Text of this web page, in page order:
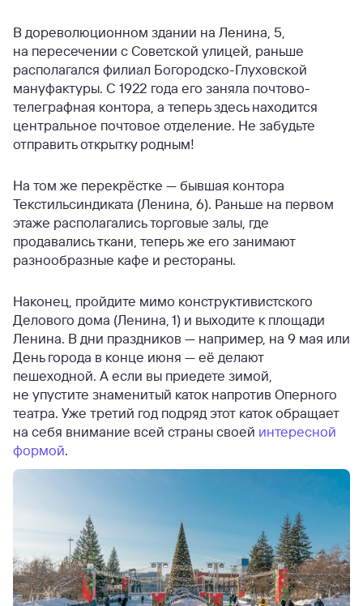
В дореволюционном здании на Ленина, 5,
на пересечении с Советской улицей, раньше
располагался филиал Богородско-Глуховской
мануфактуры. С 1922 года его заняла почтово-
телеграфная контора, а теперь здесь находится
центральное почтовое отделение. Не забудьте
отправить открытку родным!
На том же перекрёстке — бывшая контора
Текстильсиндиката (Ленина, 6). Раньше на первом
этаже располагались торговые залы, где
продавались ткани, теперь же его занимают
разнообразные кафе и рестораны.
Наконец, пройдите мимо конструктивистского
Делового дома (Ленина, 1) и выходите к площади
Ленина. В дни праздников — например, на 9 мая или
День города в конце июня — её делают
пешеходной. А если вы приедете зимой,
не упустите знаменитый каток напротив Оперного
театра. Уже третий год подряд этот каток обращает
на себя внимание всей страны своей интересной
формой.